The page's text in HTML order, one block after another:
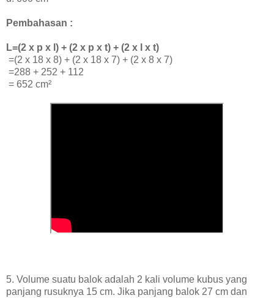
Pembahasan :
L=(2 x p x l) + (2 x p x t) + (2 x l x t)
=(2 x 18 x 8) + (2 x 18 x 7) + (2 x 8 x 7)
=288 + 252 + 112
= 652 cm²
5. Volume suatu balok adalah 2 kali volume kubus yang
panjang rusuknya 15 cm. Jika panjang balok 27 cm dan